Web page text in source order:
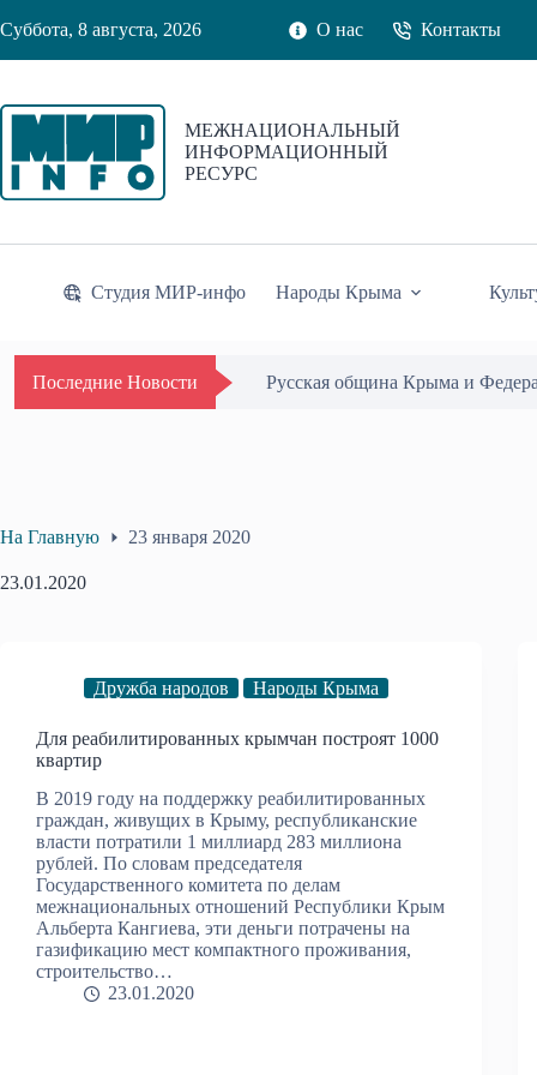
к
Суббота, 8 августа, 2026 О нас Контакты
МЕЖНАЦИОНАЛЬНЫЙ
ИНФОРМАЦИОННЫЙ
РЕСУРС
Студия МИР-инфо Народы Крыма
Последние Новости Русская община Крыма и
На Главную 23 января 2020
23.01.2020
Дружба народов Народы Крыма
Для реабилитированных крымчан построят 1000
квартир
В 2019 году на поддержку реабилитированных
граждан, живущих в Крыму, республиканские
власти потратили 1 миллиард 283 миллиона
рублей. По словам председателя
Государственного комитета по делам
межнациональных отношений Республики Крым
Альберта Кангиева, эти деньги потрачены на
газификацию мест компактного проживания,
строительство…
23.01.2020